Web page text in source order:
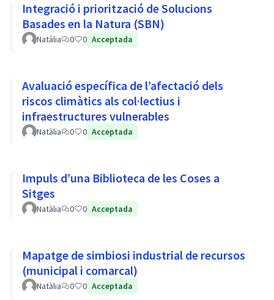
Integració i priorització de Solucions
Basades en la Natura (SBN)
Natàlia 0 0 Acceptada
Avaluació específica de l’afectació dels
riscos climàtics als col·lectius i
infraestructures vulnerables
Natàlia 0 0 Acceptada
Impuls d’una Biblioteca de les Coses a
Sitges
Natàlia 0 0 Acceptada
Mapatge de simbiosi industrial de recursos
(municipal i comarcal)
Natàlia 0 0 Acceptada